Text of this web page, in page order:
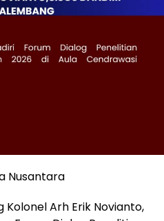
Nusantara
Arh Erik Novianto,